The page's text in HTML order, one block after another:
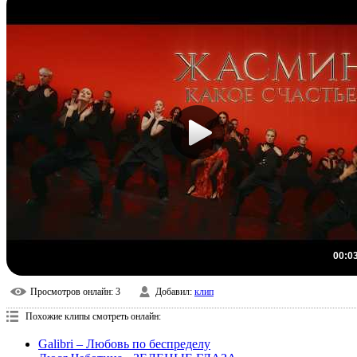
Просмотров онлайн: 3 Добавил: клип
Похожие клипы смотреть онлайн:
Galibri – Любовь по беспределу